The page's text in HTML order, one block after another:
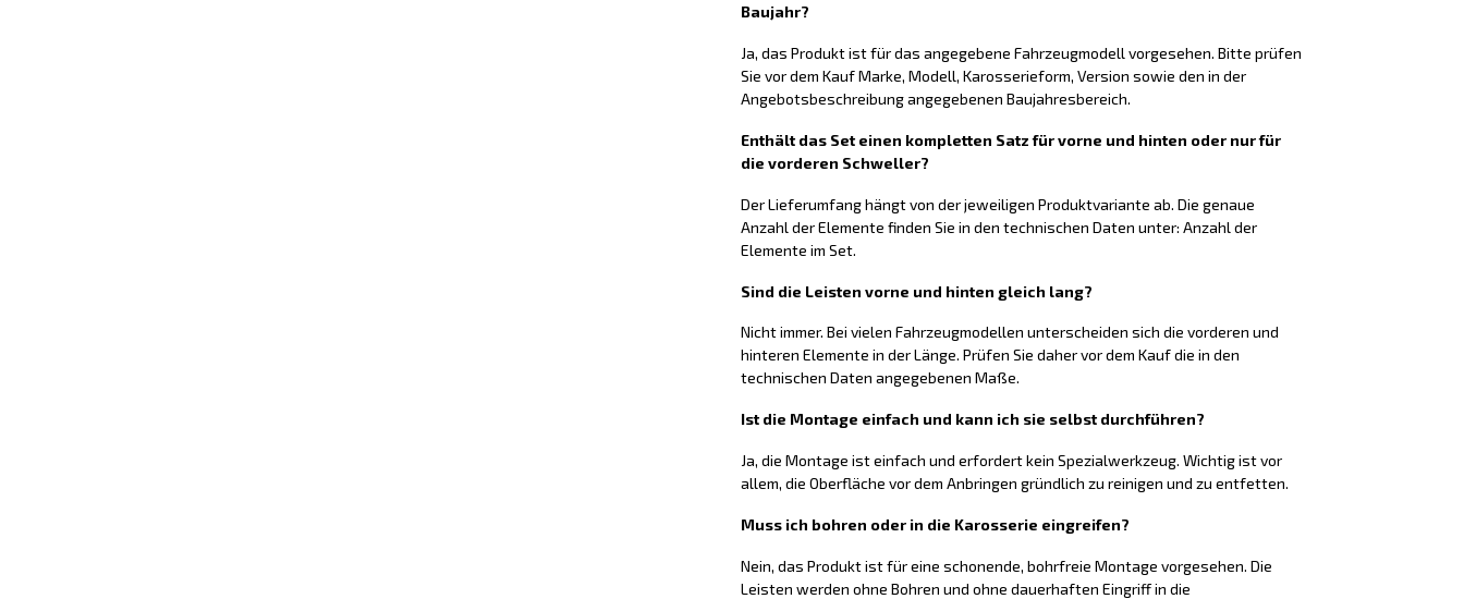
Baujahr?
Ja, das Produkt ist für das angegebene Fahrzeugmodell vorgesehen. Bitte prüfen
Sie vor dem Kauf Marke, Modell, Karosserieform, Version sowie den in der
Angebotsbeschreibung angegebenen Baujahresbereich.
Enthält das Set einen kompletten Satz für vorne und hinten oder nur für
die vorderen Schweller?
Der Lieferumfang hängt von der jeweiligen Produktvariante ab. Die genaue
Anzahl der Elemente finden Sie in den technischen Daten unter: Anzahl der
Elemente im Set.
Sind die Leisten vorne und hinten gleich lang?
Nicht immer. Bei vielen Fahrzeugmodellen unterscheiden sich die vorderen und
hinteren Elemente in der Länge. Prüfen Sie daher vor dem Kauf die in den
technischen Daten angegebenen Maße.
Ist die Montage einfach und kann ich sie selbst durchführen?
Ja, die Montage ist einfach und erfordert kein Spezialwerkzeug. Wichtig ist vor
allem, die Oberfläche vor dem Anbringen gründlich zu reinigen und zu entfetten.
Muss ich bohren oder in die Karosserie eingreifen?
Nein, das Produkt ist für eine schonende, bohrfreie Montage vorgesehen. Die
Leisten werden ohne Bohren und ohne dauerhaften Eingriff in die